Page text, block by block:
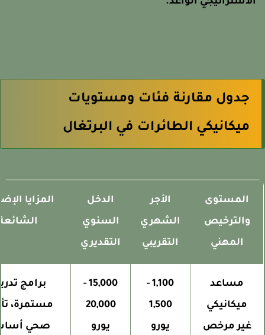
جدول مقارنة فئات ومستويات
ميكانيكي الطائرات في البرتغال
المستوى
والترخيص
المهني
الأجر
الشهري
التقريبي
الدخل
السنوي
التقديري
المزايا
الشائعة
مساعد
ميكانيكي
غير مرخص
1,100 -
1,500
يورو
15,000 -
20,000
يورو
برامج تدريب
مستمرة،
صحي